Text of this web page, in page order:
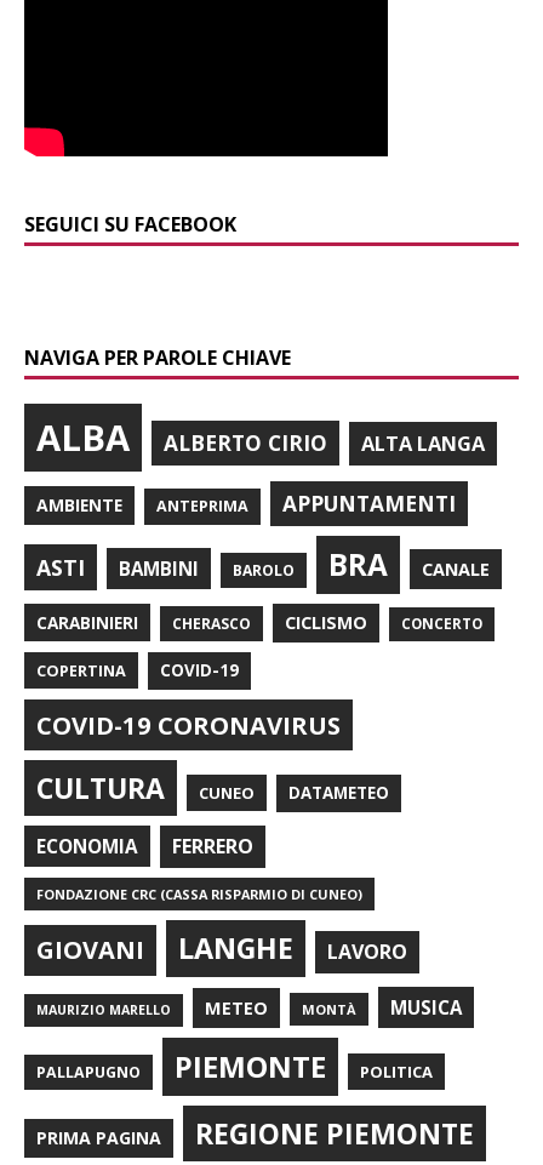
SEGUICI SU FACEBOOK
NAVIGA PER PAROLE CHIAVE
ALBA ALBERTO CIRIO ALTA LANGA
AMBIENTE ANTEPRIMA APPUNTAMENTI
ASTI BAMBINI BAROLO BRA CANALE
CARABINIERI CHERASCO CICLISMO CONCERTO
COPERTINA COVID-19
COVID-19 CORONAVIRUS
CULTURA CUNEO DATAMETEO
ECONOMIA FERRERO
FONDAZIONE CRC (CASSA RISPARMIO DI CUNEO)
GIOVANI LANGHE LAVORO
MAURIZIO MARELLO METEO MONTÀ MUSICA
PALLAPUGNO PIEMONTE POLITICA
PRIMA PAGINA REGIONE PIEMONTE